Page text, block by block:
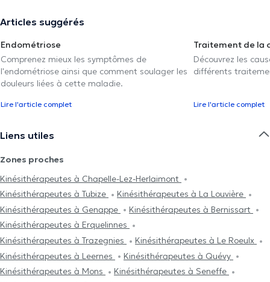
Articles suggérés
Endométriose
Comprenez mieux les symptômes de
l'endométriose ainsi que comment soulager les
douleurs liées à cette maladie.
Lire l'article complet
Traitement de la
Découvrez les
différents
Lire l'article complet
Liens utiles
Zones proches
Kinésithérapeutes à Chapelle-Lez-Herlaimont
Kinésithérapeutes à Tubize
Kinésithérapeutes à La Louvière
Kinésithérapeutes à Genappe
Kinésithérapeutes à Bernissart
Kinésithérapeutes à Erquelinnes
Kinésithérapeutes à Trazegnies
Kinésithérapeutes à Le Roeulx
Kinésithérapeutes à Leernes
Kinésithérapeutes à Quévy
Kinésithérapeutes à Mons
Kinésithérapeutes à Seneffe